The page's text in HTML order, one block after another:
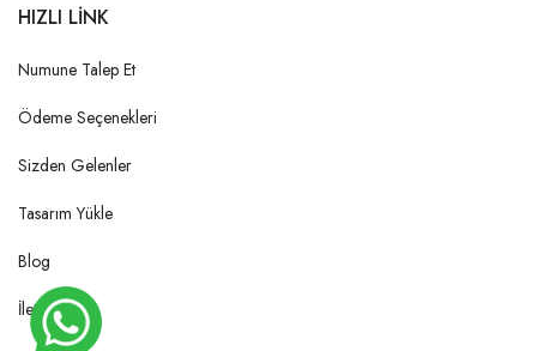
HIZLI LİNK
Numune Talep Et
Ödeme Seçenekleri
Sizden Gelenler
Tasarım Yükle
Blog
İletişim